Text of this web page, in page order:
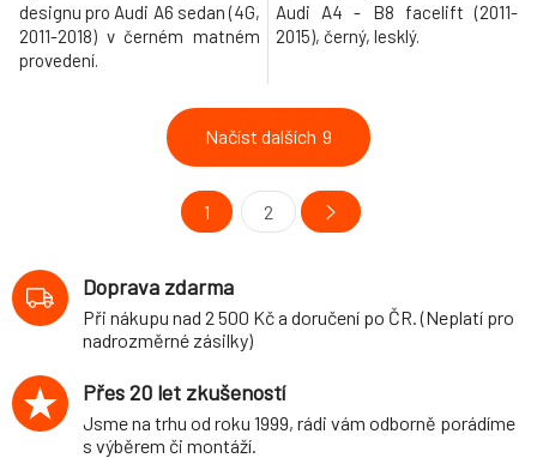
designu pro Audi A6 sedan (4G,
2011-2018) v černém matném
provedení.
Audi A4 - B8 facelift (2011-
2015), černý, lesklý.
Načíst dalších 9
1 2
Doprava zdarma
Při nákupu nad 2 500 Kč a doručení po ČR. (Neplatí pro
nadrozměrné zásilky)
Přes 20 let zkušeností
Jsme na trhu od roku 1999, rádi vám odborně porádíme
s výběrem či montáží.